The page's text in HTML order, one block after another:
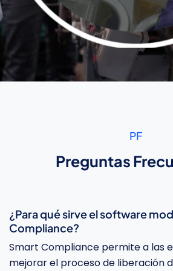
PF
Preguntas
¿Para qué sirve el software
Compliance?
Smart Compliance permite a las
mejorar el proceso de liberación